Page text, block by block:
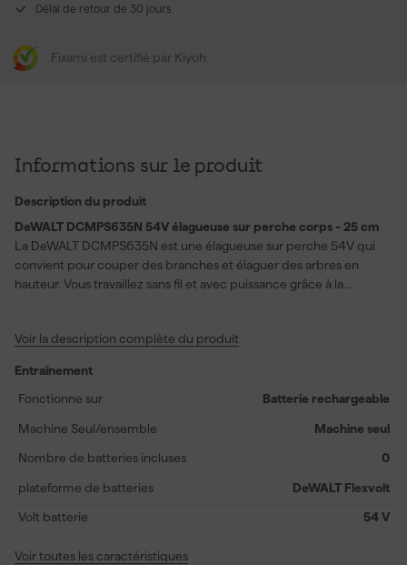
Délai de retour de 30 jours
Fixami est certifié par Kiyoh
Informations sur le produit
Description du produit
DeWALT DCMPS635N 54V élagueuse sur perche corps - 25 cm
La DeWALT DCMPS635N est une élagueuse sur perche 54V qui
convient pour couper des branches et élaguer des arbres en
hauteur. Vous travaillez sans fil et avec puissance grâce à la
25 cm et atteint une vitesse de chaîne de 23 mètres par
lubrification automatique de la chaîne veille à ce que la chaîne
continue de tourner en douceur, sans que vous ayez à vous en
la poignée supérieure, vous bénéficiez d’un grand contrôle,
même lors de travaux prolongés. Vous utilisez aisément cette scie
d’échappement ni de nuisances sonores.
Voir la description complète du produit
Entraînement
Fonctionne sur
Batterie rechargeable
Machine Seul/ensemble Machine seul
Nombre de batteries incluses 0
plateforme de batteries DeWALT Flexvolt
Volt batterie 54 V
Voir toutes les caractéristiques